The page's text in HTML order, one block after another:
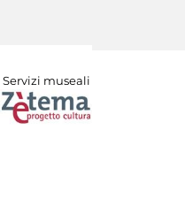
Servizi museali